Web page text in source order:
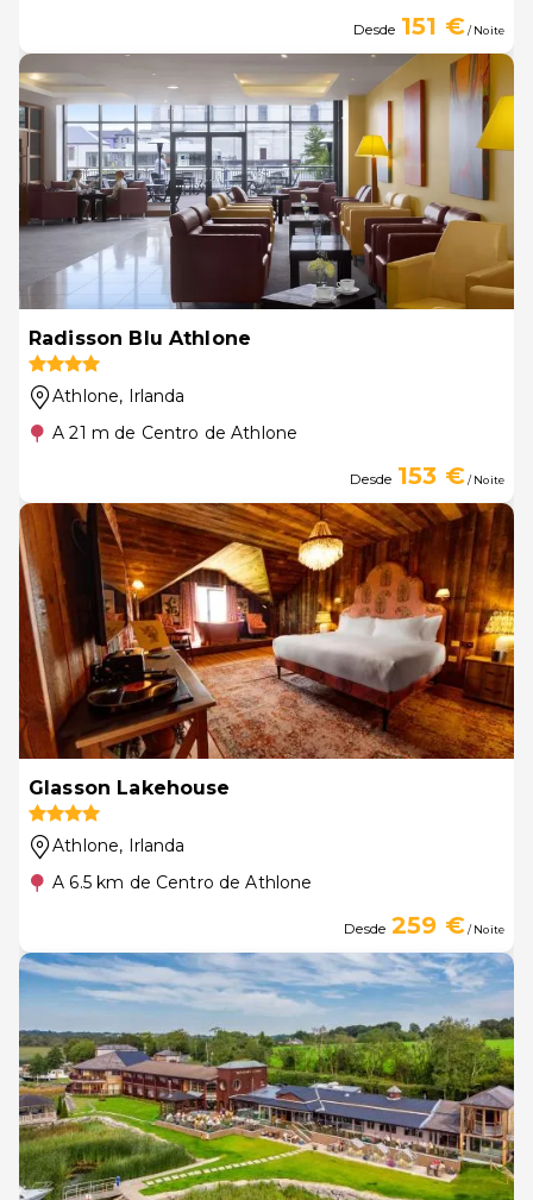
Desde 151 €/ Noite
Radisson Blu Athlone
Athlone, Irlanda
A 21 m de Centro de Athlone
Desde 153 €/ Noite
Glasson Lakehouse
Athlone, Irlanda
A 6.5 km de Centro de Athlone
Desde 259 €/ Noite